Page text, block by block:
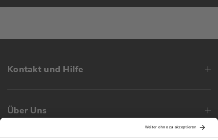
Kontakt und Hilfe
Über Uns